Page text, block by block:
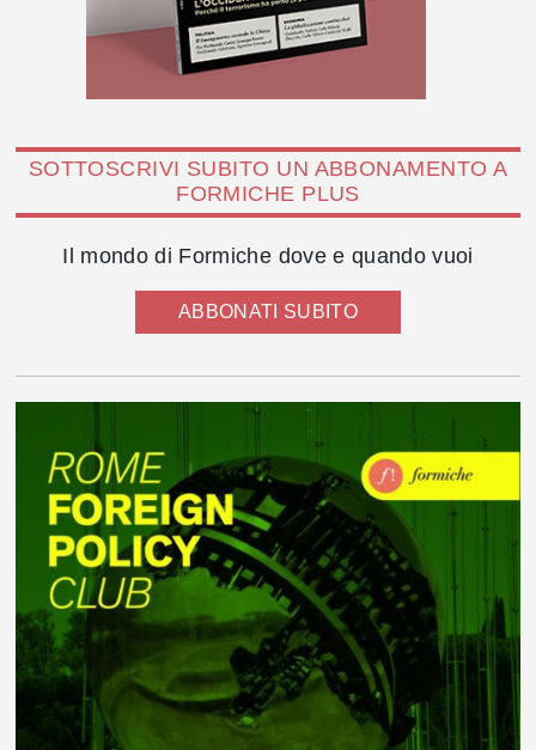
SOTTOSCRIVI SUBITO UN ABBONAMENTO A
FORMICHE PLUS
Il mondo di Formiche dove e quando vuoi
ABBONATI SUBITO